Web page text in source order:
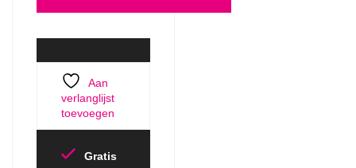
Aan
verlanglijst
toevoegen
Gratis